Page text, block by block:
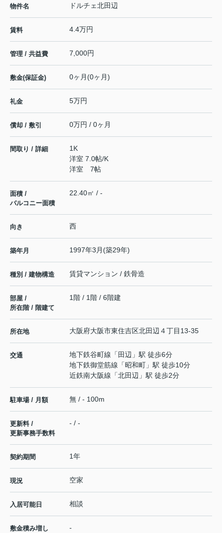
物件名 ドルチェ北田辺
賃料 4.4万円
管理 / 共益費 7,000円
敷金(保証金) 0ヶ月(0ヶ月)
礼金 5万円
償却 / 敷引 0万円 / 0ヶ月
間取り / 詳細
1K
洋室 7.0帖/K
洋室 7帖
面積 /
バルコニー面積
22.40㎡ / -
向き 西
築年月 1997年3月(築29年)
種別 / 建物構造 賃貸マンション / 鉄骨造
部屋 /
所在階 / 階建て
1階 / 1階 / 6階建
所在地 大阪府大阪市東住吉区北田辺 ４丁目13-35
交通 地下鉄谷町線 「 田辺 」駅 徒歩6分
地下鉄御堂筋線 「昭和町 」駅 徒歩10分
近鉄南大阪線 「北田辺 」駅 徒歩2分
駐車場 / 月額 無 / - 100m
更新料 /
更新事務手数料
- / -
契約期間 1年
現況 空家
入居可能日 相談
敷金積み増し -